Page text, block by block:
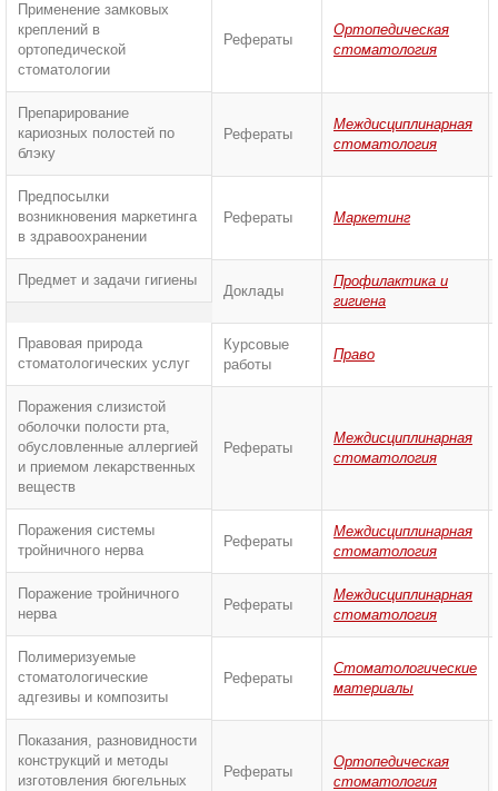
Применение замковых
креплений в
ортопедической
стоматологии
Рефераты
Ортопедическая
стоматология
Препарирование
кариозных полостей по
блэку
Рефераты
Междисциплинарная
стоматология
Предпосылки
возникновения маркетинга
в здравоохранении
Рефераты Маркетинг
Предмет и задачи гигиены
Доклады
Профилактика и
гигиена
Правовая природа
стоматологических услуг
Курсовые
работы
Право
Поражения слизистой
оболочки полости рта,
обусловленные аллергией
и приемом лекарственных
веществ
Рефераты
Междисциплинарная
стоматология
Поражения системы
тройничного нерва
Рефераты
Междисциплинарная
стоматология
Поражение тройничного
нерва
Рефераты
Междисциплинарная
стоматология
Полимеризуемые
стоматологические
адгезивы и композиты
Рефераты
Стоматологические
материалы
Показания, разновидности
конструкций и методы
изготовления бюгельных
Рефераты
Ортопедическая
стоматология